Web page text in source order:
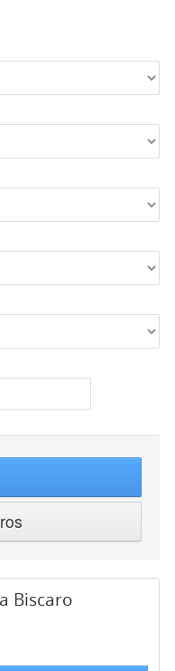
Biscaro